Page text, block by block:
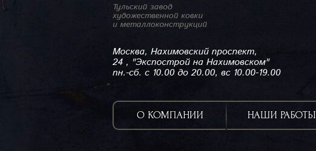
Тульский завод
художественной ковки
и металлоконструкций
Москва, Нахимовский проспект,
24 , "Экспострой на Нахимовском"
пн.-сб. с 10.00 до 20.00, вс 10.00-19.00
О КОМПАНИИ НАШИ РАБОТЫ